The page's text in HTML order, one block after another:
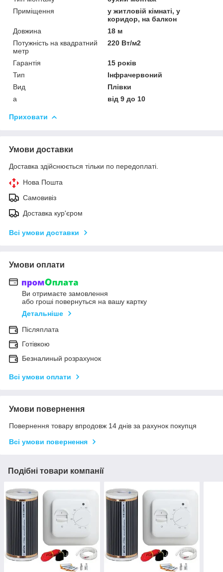
Приміщення
у житловій кімнаті, у
коридор, на балкон
Довжина
18 м
Потужність на квадратний
метр
220 Вт/м2
Гарантія
15 років
Тип
Інфрачервоний
Вид
Плівки
а
від 9 до 10
Приховати
Умови доставки
Доставка здійснюється тільки по передоплаті.
Нова Пошта
Самовивіз
Доставка кур'єром
Всі умови доставки
Умови оплати
Ви отримаєте замовлення
або гроші повернуться на вашу картку
Детальніше
Післяплата
Готівкою
Безналиный розрахунок
Всі умови оплати
Умови повернення
Повернення товару впродовж 14 днів за рахунок покупця
Всі умови повернення
Подібні товари компанії